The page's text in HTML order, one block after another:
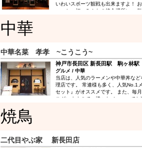
いわいスポーツ観戦も出来ますよ！
ょっと一杯、みんなの待合場所に、
中華
中華名菜 孝孝 ~こうこう~
神戸市長田区 新長田駅 駒ヶ林駅
グルメ / 中華
当店は、人気のラーメンや中華丼な
理店です。 常連様も多く、人気No.1
セット』がオススメです。 また、毎
ございますので、様々なメニューで
焼鳥
二代目やぶ家 新長田店